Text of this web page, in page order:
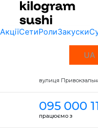
АкціїСетиРолиЗакуски
UA
вулиця
095 000
працюємо з